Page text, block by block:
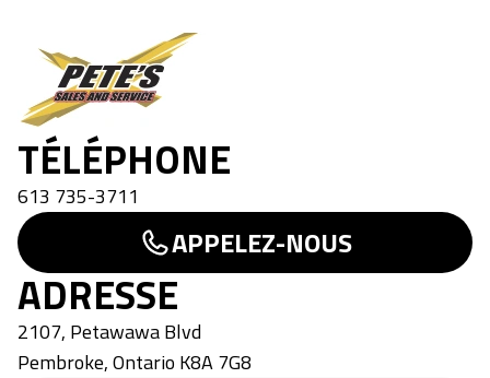
Pete's Sales and Service
TÉLÉPHONE
613 735-3711
APPELEZ-NOUS
ADRESSE
2107, Petawawa Blvd
Pembroke,Ontario K8A 7G8